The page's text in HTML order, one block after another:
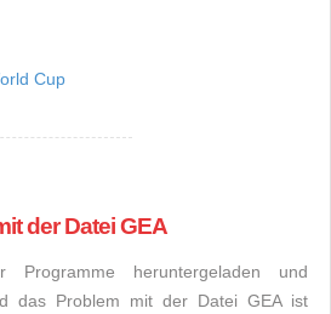
Cup
der Datei GEA
heruntergeladen und
das Problem mit der Datei GEA ist